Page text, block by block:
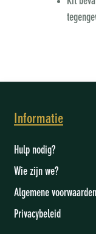
Informatie
Hulp nodig?
Wie zijn we?
Algemene voorwaarden
Privacybeleid